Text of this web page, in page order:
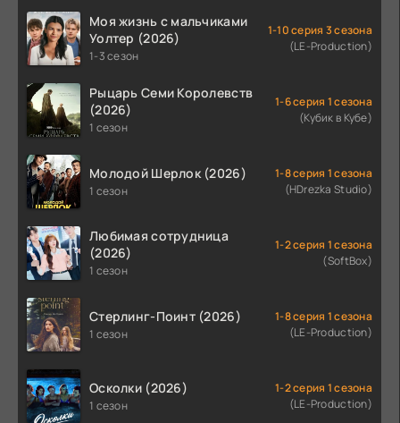
Моя жизнь с мальчиками
Уолтер (2026)
1-3 сезон
1-10 серия 3 сезона
(LE-Production)
Рыцарь Семи Королевств
(2026)
1 сезон
1-6 серия 1 сезона
(Кубик в Кубе)
Молодой Шерлок (2026)
1 сезон
1-8 серия 1 сезона
(HDrezka Studio)
Любимая сотрудница
(2026)
1 сезон
1-2 серия 1 сезона
(SoftBox)
Стерлинг-Поинт (2026)
1 сезон
1-8 серия 1 сезона
(LE-Production)
Осколки (2026)
1 сезон
1-2 серия 1 сезона
(LE-Production)